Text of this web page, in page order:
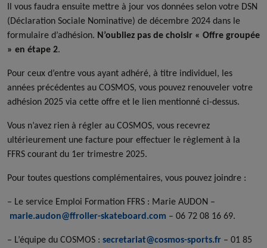
Il vous faudra ensuite mettre à jour vos données selon votre DSN
(Déclaration Sociale Nominative) de décembre 2024 dans le
formulaire d’adhésion. N’oubliez pas de choisir « Offre groupée
» en étape 2.
Pour ceux d’entre vous ayant adhéré, à titre individuel, les
années précédentes au COSMOS, vous pouvez renouveler votre
adhésion 2025 via cette offre et le lien mentionné ci-dessus.
Vous n’avez rien à régler au COSMOS, vous recevrez
ultérieurement une facture pour effectuer le règlement à la
FFRS courant du 1er trimestre 2025.
Pour toutes questions complémentaires, vous pouvez joindre :
– Le service Emploi Formation FFRS : Marie AUDON –
marie.audon@ffroller-skateboard.com – 06 72 08 16 69.
– L’équipe du COSMOS : secretariat@cosmos-sports.fr – 01 85